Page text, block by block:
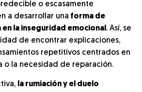
o escasamente
a desarrollar una forma de
la inseguridad emocional . Así, se
de encontrar explicaciones,
repetitivos centrados en
o la necesidad de reparación.
la rumiación y el duelo